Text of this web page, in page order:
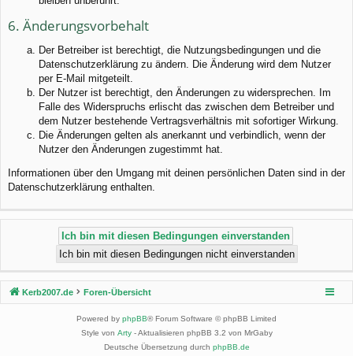
6. Änderungsvorbehalt
Der Betreiber ist berechtigt, die Nutzungsbedingungen und die
Datenschutzerklärung zu ändern. Die Änderung wird dem Nutzer
per E-Mail mitgeteilt.
Der Nutzer ist berechtigt, den Änderungen zu widersprechen. Im
Falle des Widerspruchs erlischt das zwischen dem Betreiber und
dem Nutzer bestehende Vertragsverhältnis mit sofortiger Wirkung.
Die Änderungen gelten als anerkannt und verbindlich, wenn der
Nutzer den Änderungen zugestimmt hat.
Informationen über den Umgang mit deinen persönlichen Daten sind in der
Datenschutzerklärung enthalten.
Kerb2007.de Foren-Übersicht
Powered by phpBB® Forum Software © phpBB Limited
Style von Arty- Aktualisieren phpBB 3.2 von MrGaby
Deutsche Übersetzung durch phpBB.de